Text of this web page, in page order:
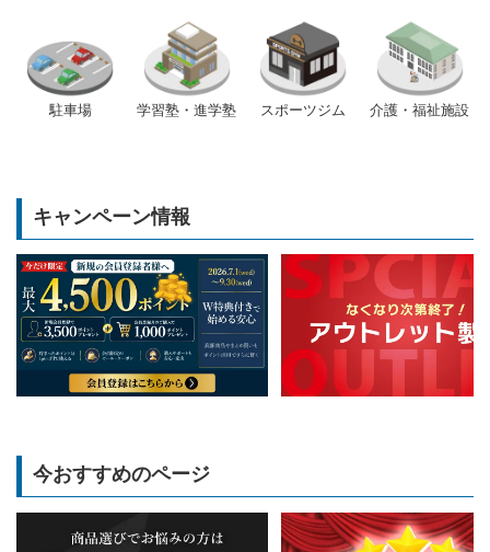
駐車場 学習塾・進学塾 スポーツジム 介護・福祉施設
キャンペーン情報
今おすすめのページ